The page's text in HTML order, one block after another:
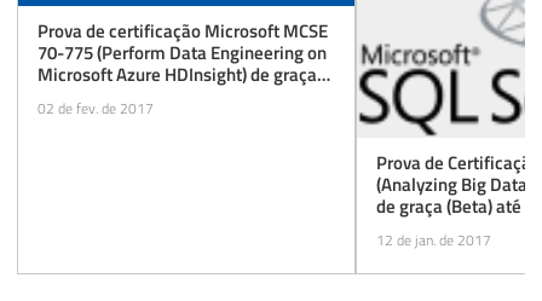
Prova de certificação Microsoft MCSE
70-775 (Perform Data Engineering on
Microsoft Azure HDInsight) de graça
(beta) até 31/03/2017
02 de fev. de 2017
Prova de
(Analyzing Big Data
de graça (Beta) até
12 de jan. de 2017